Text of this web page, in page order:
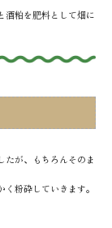
酒粕を肥料として畑に
たが、もちろんそのま
粉砕していきます。